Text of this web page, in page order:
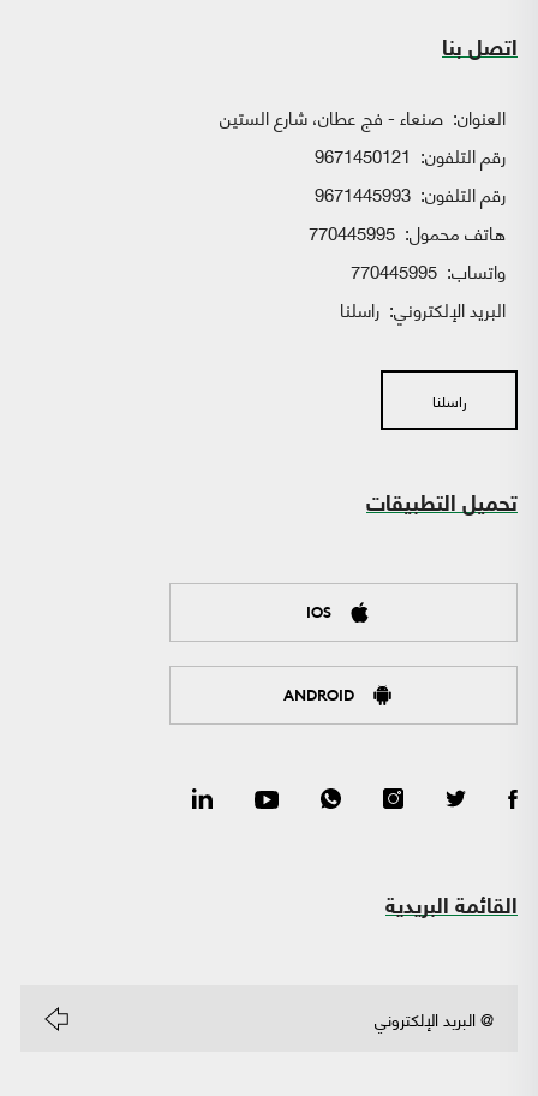
اتصل بنا
العنوان: صنعاء - فج عطان، شارع الستين
رقم التلفون: 9671450121
رقم التلفون: 9671445993
هاتف محمول: 770445995
واتساب:
البريد الإلكتروني: راسلنا
راسلنا
تحميل التطبيقات
IOS
ANDROID
القائمة البريدية